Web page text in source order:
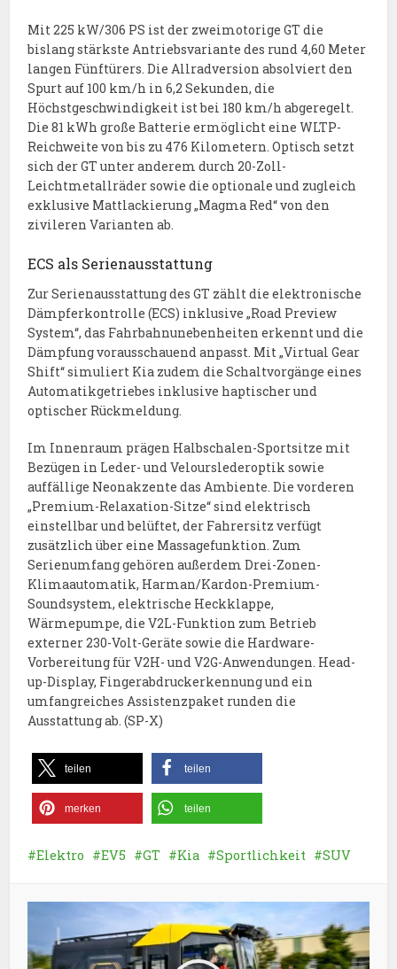
Mit 225 kW/306 PS ist der zweimotorige GT die
bislang stärkste Antriebsvariante des rund 4,60 Meter
langen Fünftürers. Die Allradversion absolviert den
Spurt auf 100 km/h in 6,2 Sekunden, die
Höchstgeschwindigkeit ist bei 180 km/h abgeregelt.
Die 81 kWh große Batterie ermöglicht eine WLTP-
Reichweite von bis zu 476 Kilometern. Optisch setzt
sich der GT unter anderem durch 20-Zoll-
Leichtmetallräder sowie die optionale und zugleich
exklusive Mattlackierung „Magma Red“ von den
zivileren Varianten ab.
ECS als Serienausstattung
Zur Serienausstattung des GT zählt die elektronische
Dämpferkontrolle (ECS) inklusive „Road Preview
System“, das Fahrbahnunebenheiten erkennt und die
Dämpfung vorausschauend anpasst. Mit „Virtual Gear
Shift“ simuliert Kia zudem die Schaltvorgänge eines
Automatikgetriebes inklusive haptischer und
optischer Rückmeldung.
Im Innenraum prägen Halbschalen-Sportsitze mit
Bezügen in Leder- und Velourslederoptik sowie
auffällige Neonakzente das Ambiente. Die vorderen
„Premium-Relaxation-Sitze“ sind elektrisch
einstellbar und belüftet, der Fahrersitz verfügt
zusätzlich über eine Massagefunktion. Zum
Serienumfang gehören außerdem Drei-Zonen-
Klimaautomatik, Harman/Kardon-Premium-
Soundsystem, elektrische Heckklappe,
Wärmepumpe, die V2L-Funktion zum Betrieb
externer 230-Volt-Geräte sowie die Hardware-
Vorbereitung für V2H- und V2G-Anwendungen. Head-
up-Display, Fingerabdruckerkennung und ein
umfangreiches Assistenzpaket runden die
Ausstattung ab. (SP-X)
teilen teilen
merken teilen
Elektro EV5 GT Kia Sportlichkeit SUV